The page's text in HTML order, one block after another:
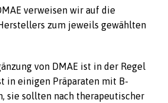
verweisen wir auf die
zum jeweils gewählten
von DMAE ist in der Regel
in einigen Präparaten mit B-
sie sollten nach therapeutischer